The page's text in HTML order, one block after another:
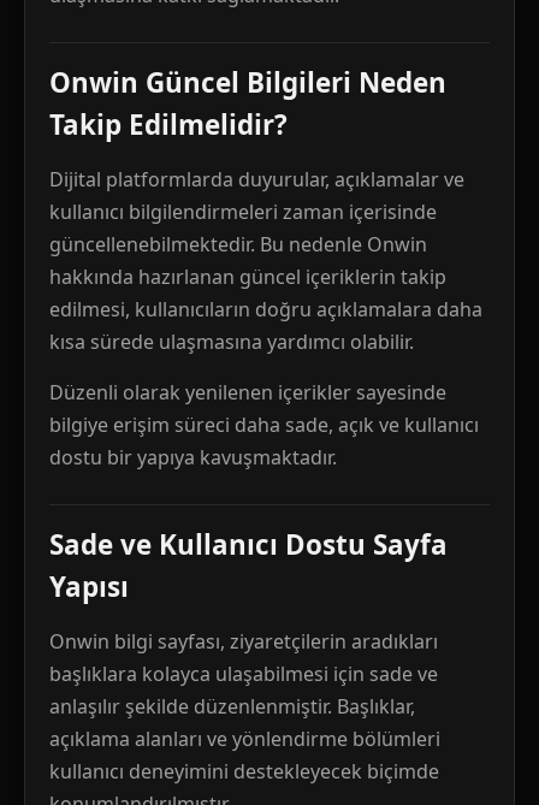
Onwin Güncel Bilgileri Neden
Takip Edilmelidir?
Dijital platformlarda duyurular, açıklamalar ve
kullanıcı bilgilendirmeleri zaman içerisinde
güncellenebilmektedir. Bu nedenle Onwin
hakkında hazırlanan güncel içeriklerin takip
edilmesi, kullanıcıların doğru açıklamalara daha
kısa sürede ulaşmasına yardımcı olabilir.
Düzenli olarak yenilenen içerikler sayesinde
bilgiye erişim süreci daha sade, açık ve kullanıcı
dostu bir yapıya kavuşmaktadır.
Sade ve Kullanıcı Dostu Sayfa
Yapısı
Onwin bilgi sayfası, ziyaretçilerin aradıkları
başlıklara kolayca ulaşabilmesi için sade ve
anlaşılır şekilde düzenlenmiştir. Başlıklar,
açıklama alanları ve yönlendirme bölümleri
kullanıcı deneyimini destekleyecek biçimde